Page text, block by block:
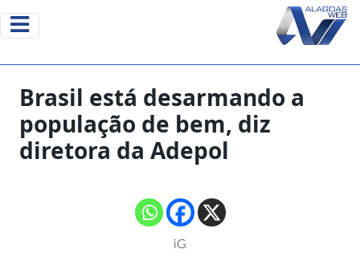
Brasil está desarmando a
população de bem, diz
diretora da Adepol
iG